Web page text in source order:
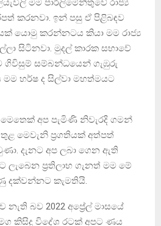
මම පාර්ලිමේන්තුවේ රාජ්‍ය
කරනවා. ඉන් පසු ඒ පිළිබඳව
යොමු කරන්නටය කියා මම රාජ්‍ය
සිටිනවා. මුදල් කාරක සභාවේ
ගිවිසුම් සම්බන්ධයෙන් ගැඹුරු
මම හර්ෂ ද සිල්වා මහත්මයට
අප පැමිණි නිවැරදි ගමන්
මෙවැනි ප්‍රගතියක් අත්පත්
දැනට අප ලබා ගෙන ඇති
ලැබෙන ප්‍රතිලාභ ගැනත් මම මේ
දක්වන්නට කැමතියි.
බව 2022 අප්‍රේල් මාසයේ
කිසිදු විදේශ රටක් අපට ණය